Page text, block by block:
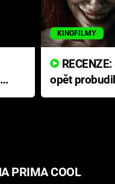
KINOFILMY
opět
přichází s
PRIMA COOL